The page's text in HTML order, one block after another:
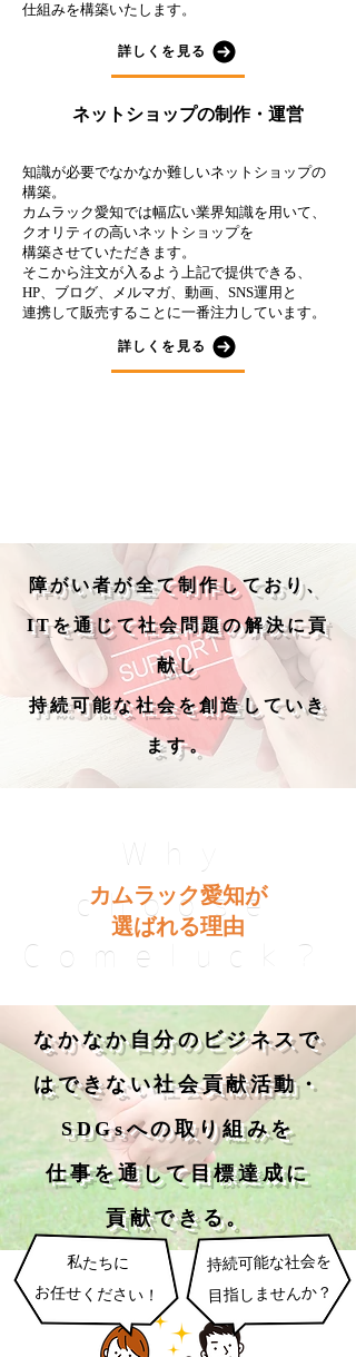
仕組みを構築いたします。
詳しくを見る
ネットショップの制作・運営
知識が必要でなかなか難しいネットショップの
構築。
カムラック愛知では幅広い業界知識を用いて、
クオリティの高いネットショップを
構築させていただきます。
そこから注文が入るよう上記で提供できる、
HP、ブログ、メルマガ、動画、SNS運用と
連携して販売することに一番注力しています。
詳しくを見る
障がい者が全て制作しており、
ITを通じて社会問題の解決に貢
献し
持続可能な社会を創造していき
ます。
Why
choose
Comeluck?
カムラック愛知が
選ばれる理由
なかなか自分のビジネスで
はできない社会貢献活動・
SDGsへの取り組みを
仕事を通して目標達成に
貢献できる。
持続可能な社会を
目指しませんか？
私たちに
お任せください！